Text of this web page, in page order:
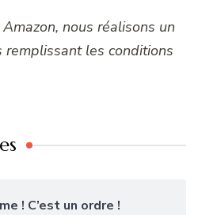
nous réalisons un
remplissant les conditions
! C’est un ordre !